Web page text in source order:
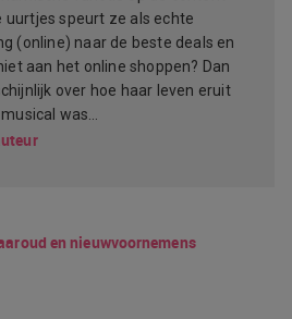
uurtjes speurt ze als echte
(online) naar de beste deals en
aan het online shoppen? Dan
over hoe haar leven eruit
was…
oud en nieuwvoornemens